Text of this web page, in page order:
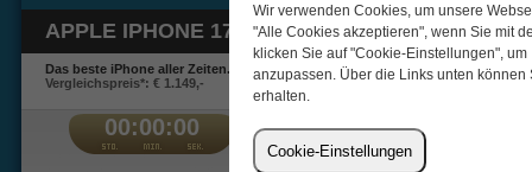
APPLE IPHONE 17 LAVENDEL 256 GB
Das beste iPhone aller Zeiten.
Vergleichspreis*: € 1.149,-
00:00:00 €
Wir verwenden Cookies, um unsere
"Alle Cookies akzeptieren", wenn Sie mit
klicken Sie auf "Cookie-Einstellungen",
anzupassen. Über die Links unten
erhalten.
Cookie-Einstellungen